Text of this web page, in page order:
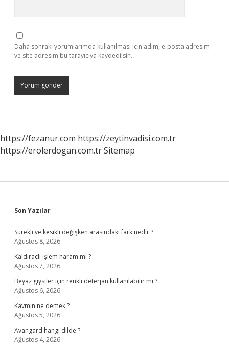
Daha sonraki yorumlarımda kullanılması için adım, e-posta adresim
ve site adresim bu tarayıcıya kaydedilsin.
https://fezanur.com https://zeytinvadisi.com.tr
https://erolerdogan.com.trSitemap
Sidebar
Son Yazılar
Sürekli ve kesikli değişken arasındaki fark nedir ?
Ağustos 8, 2026
Kaldıraçlı işlem haram mı ?
Ağustos 7, 2026
Beyaz giysiler için renkli deterjan kullanılabilir mi ?
Ağustos 6, 2026
Kavmin ne demek ?
Ağustos 5, 2026
Avangard hangi dilde ?
Ağustos 4, 2026